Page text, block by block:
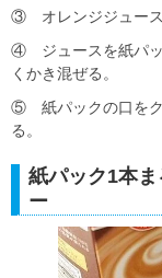
③ オレンジジュース
④ ジュースを紙パッ
くかき混ぜる。
⑤ 紙パックの口をク
る。
紙パック1本
ー